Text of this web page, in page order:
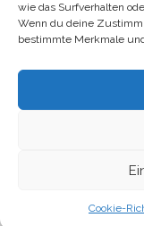
wie das Surfverhalten
Wenn du deine
bestimmte Merkmale
Cookie-